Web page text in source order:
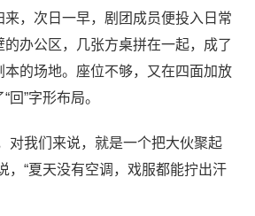
来，次日一早，剧团成员便投入日常
办公区，几张方桌拼在一起，成了
本的场地。座位不够，又在四面加放
回”字形布局。
对我们来说，就是一个把大伙聚起
，“夏天没有空调，戏服都能拧出汗